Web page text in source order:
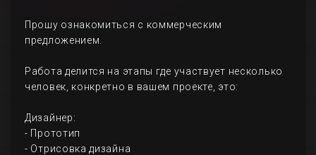
Прошу ознакомиться с коммерческим
предложением.
Работа делится на этапы где участвует несколько
человек, конкретно в вашем проекте, это:
Дизайнер:
- Прототип
- Отрисовка дизайна